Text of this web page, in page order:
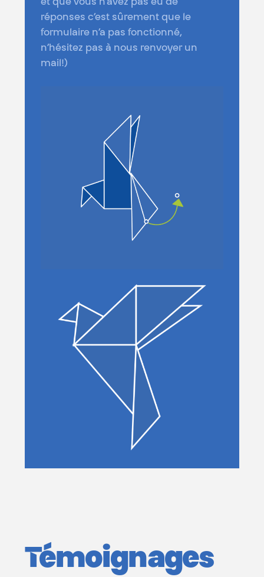
et que vous n’avez pas eu de
réponses c’est sûrement que le
formulaire n’a pas fonctionné,
n’hésitez pas à nous renvoyer un
mail!)
Témoignages